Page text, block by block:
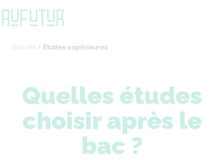
Accueil » Études supérieures
Quelles études
choisir après le
bac ?